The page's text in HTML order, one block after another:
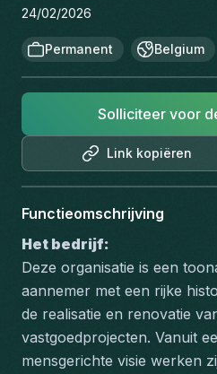
24/02/2026
Permanent Belgium
Link kopiëren
Solliciteer voor
Functieomschrijving
Het bedrijf:
Deze organisatie is een
aannemer met een rijke
de realisatie en renovatie
vastgoedprojecten. Vanuit
mensgerichte visie werken